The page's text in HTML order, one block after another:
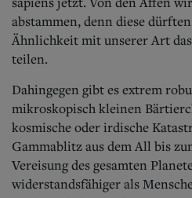
abstammen, denn diese
Ähnlichkeit mit unserer Art
teilen.
Dahingegen gibt es extrem
mikroskopisch kleinen
kosmische oder irdische
Gammablitz aus dem All bis
Vereisung des gesamten
widerstandsfähiger als